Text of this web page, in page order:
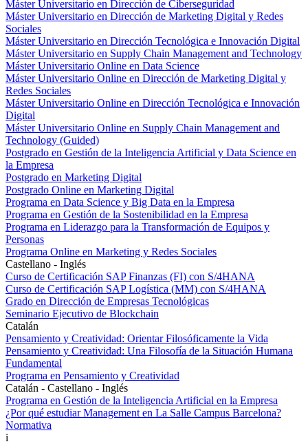
Máster Universitario en Dirección de Ciberseguridad
Máster Universitario en Dirección de Marketing Digital y Redes
Sociales
Máster Universitario en Dirección Tecnológica e Innovación Digital
Máster Universitario en Supply Chain Management and Technology
Máster Universitario Online en Data Science
Máster Universitario Online en Dirección de Marketing Digital y
Redes Sociales
Máster Universitario Online en Dirección Tecnológica e Innovación
Digital
Máster Universitario Online en Supply Chain Management and
Technology (Guided)
Postgrado en Gestión de la Inteligencia Artificial y Data Science en
la Empresa
Postgrado en Marketing Digital
Postgrado Online en Marketing Digital
Programa en Data Science y Big Data en la Empresa
Programa en Gestión de la Sostenibilidad en la Empresa
Programa en Liderazgo para la Transformación de Equipos y
Personas
Programa Online en Marketing y Redes Sociales
Castellano - Inglés
Curso de Certificación SAP Finanzas (FI) con S/4HANA
Curso de Certificación SAP Logística (MM) con S/4HANA
Grado en Dirección de Empresas Tecnológicas
Seminario Ejecutivo de Blockchain
Catalán
Pensamiento y Creatividad: Orientar Filosóficamente la Vida
Pensamiento y Creatividad: Una Filosofía de la Situación Humana
Fundamental
Programa en Pensamiento y Creatividad
Catalán - Castellano - Inglés
Programa en Gestión de la Inteligencia Artificial en la Empresa
¿Por qué estudiar Management en La Salle Campus Barcelona?
Normativa
i